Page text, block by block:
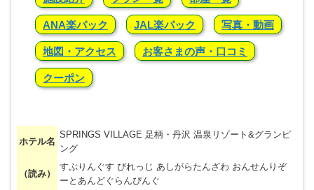
ANA楽パック JAL楽パック 写真・動画
地図・アクセス お客さまの声・口コミ
クーポン
ホテル名
SPRINGS VILLAGE 足柄・丹沢 温泉リゾート&グランピ
ング
（読み）
すぷりんぐす びれっじ あしがらたんざわ おんせんりぞ
ーとあんどぐらんぴんぐ